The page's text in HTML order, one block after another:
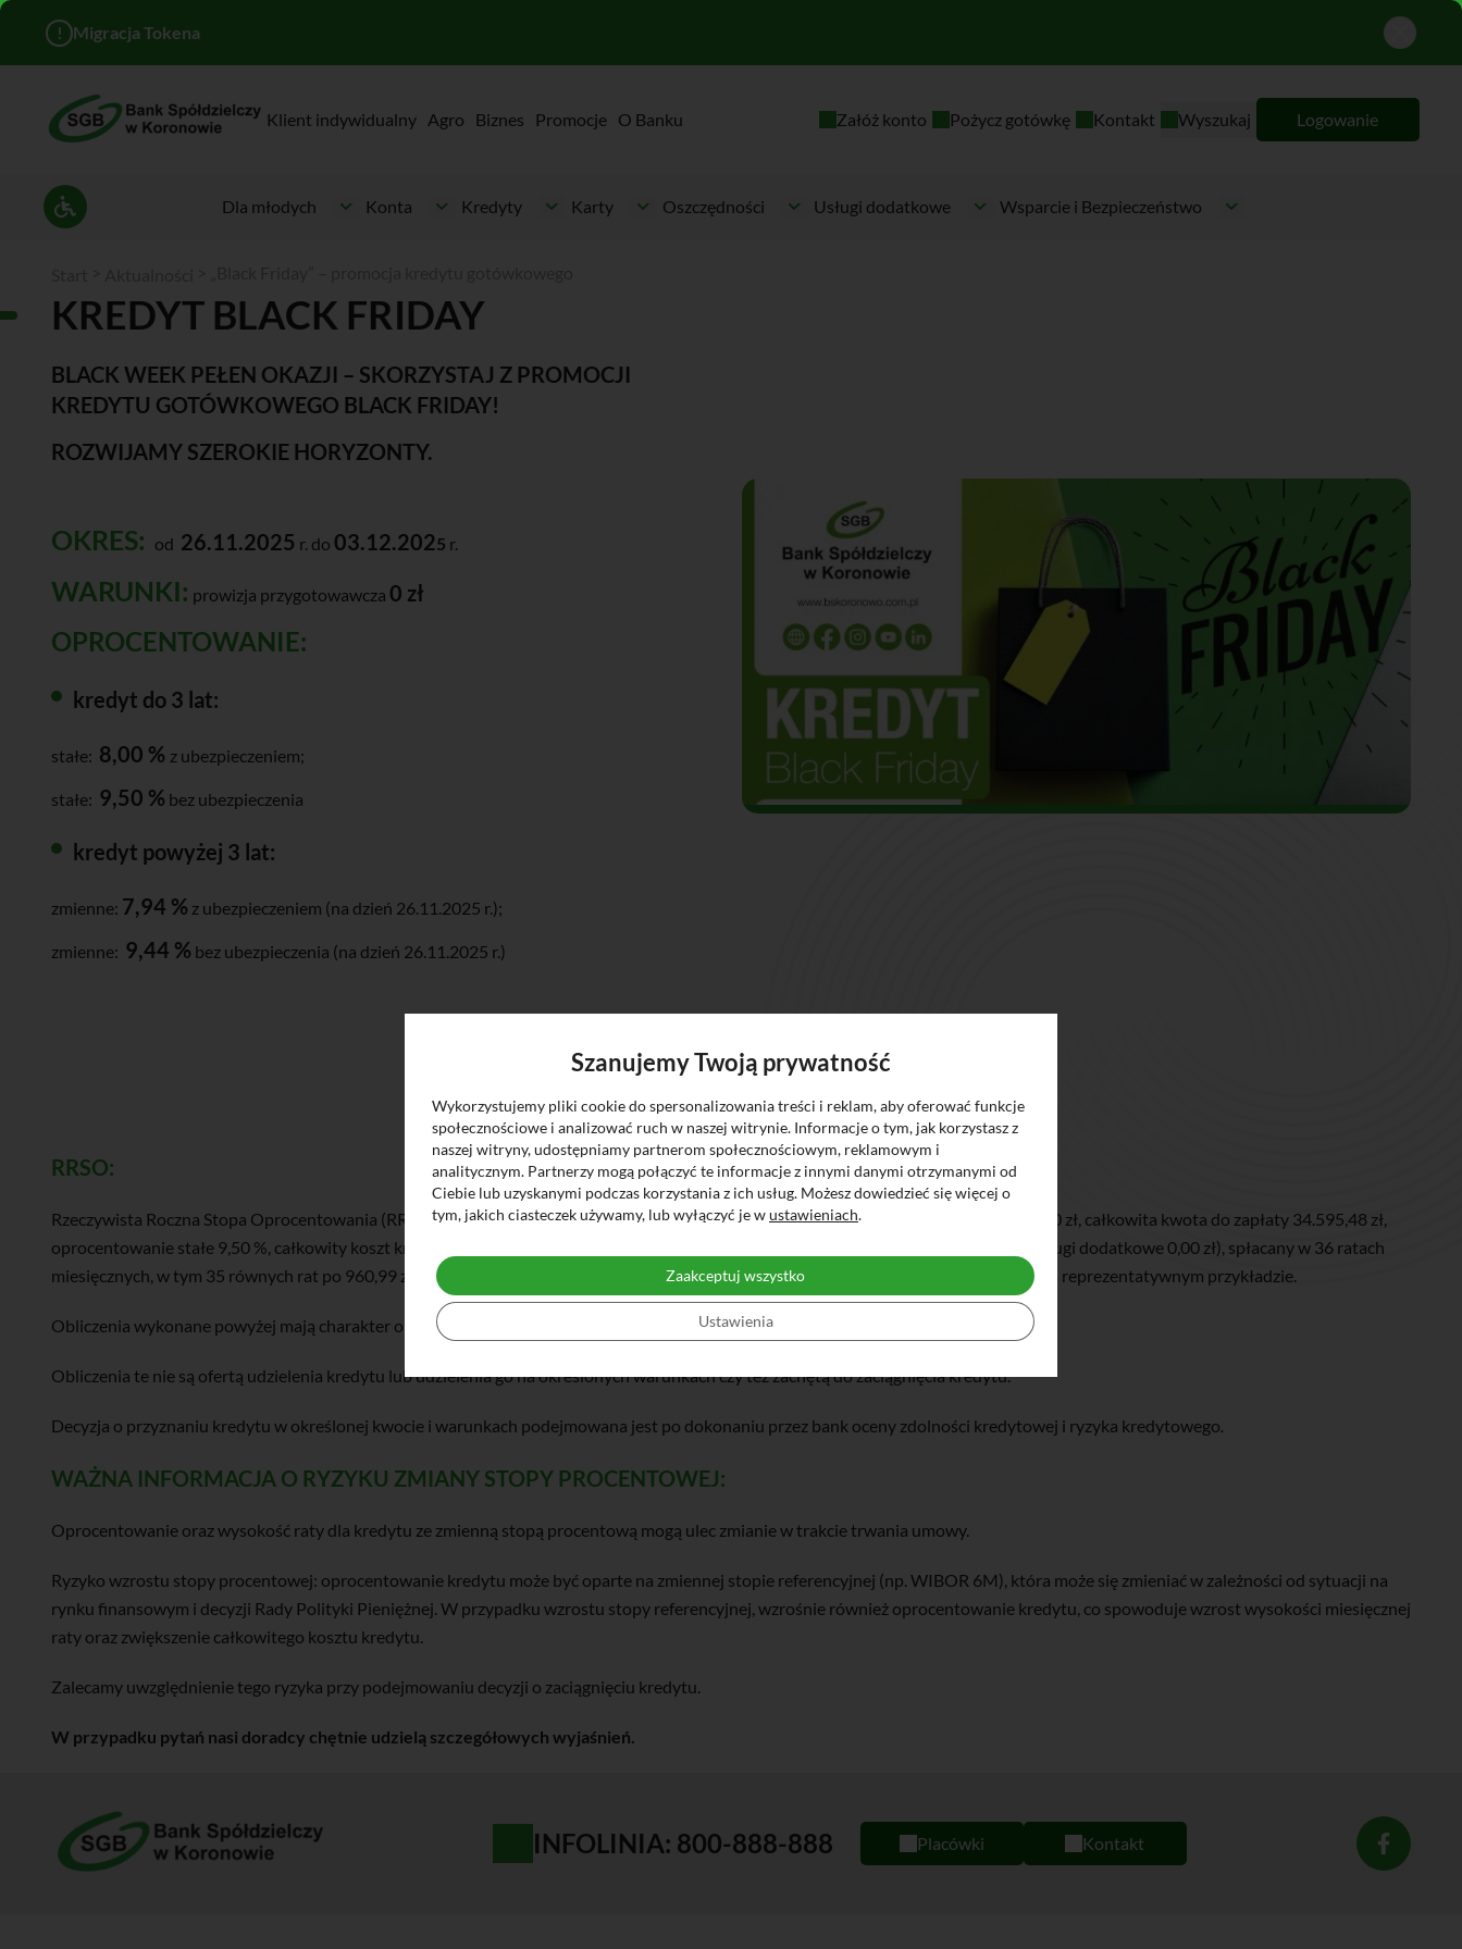
! Migracja Tokena
Ustawienia dostępności
Klient indywidualny Agro Biznes Promocje O Banku Załóż konto Pożycz gotówkę Kontakt Wyszukaj Logowanie
Dla młodych Konta Kredyty Karty Oszczędności Usługi dodatkowe Wsparcie i Bezpieczeństwo
KREDYT BLACK FRIDAY
BLACK WEEK PEŁEN OKAZJI – SKORZYSTAJ Z PROMOCJI
KREDYTU GOTÓWKOWEGO BLACK FRIDAY!
ROZWIJAMY SZEROKIE HORYZONTY.
OKRES: od 26.11.2025 r. do 03.12.2025 r.
WARUNKI: prowizja przygotowawcza 0 zł
OPROCENTOWANIE:
kredyt do 3 lat:
stałe: 8,00 % z ubezpieczeniem;
stałe: 9,50 % bez ubezpieczenia
kredyt powyżej 3 lat:
zmienne: 7,94 % z ubezpieczeniem (na dzień 26.11.2025 r.);
zmienne: 9,44 % bez ubezpieczenia (na dzień 26.11.2025 r.)
RRSO:
Rzeczywista Roczna Stopa Oprocentowania (RRSO) wynosi 9,9247 %, całkowita kwota kredytu (bez kredytowanych kosztów) 30.000,00 zł, całkowita kwota do zapłaty 34.595,48 zł,
oprocentowanie stałe 9,50 %, całkowity koszt kredytu 4.595,48 zł (w tym: prowizja 0,00 zł, odsetki 4.595,48zł, ubezpieczenie 0,00 zł, usługi dodatkowe 0,00 zł), spłacany w 36 ratach
miesięcznych, w tym 35 równych rat po 960,99 zł i ostatnia rata wynosi 960,83 zł. Kalkulacja została dokonana na dzień 10.11.2025 r. na reprezentatywnym przykładzie.
Obliczenia wykonane powyżej mają charakter orientacyjny oraz służą wyłącznie celom informacyjnym.
Obliczenia te nie są ofertą udzielenia kredytu lub udzielenia go na określonych warunkach czy też zachętą do zaciągnięcia kredytu.
Decyzja o przyznaniu kredytu w określonej kwocie i warunkach podejmowana jest po dokonaniu przez bank oceny zdolności kredytowej i ryzyka kredytowego
WAŻNA INFORMACJA O RYZYKU ZMIANY STOPY PROCENTOWEJ:
Oprocentowanie oraz wysokość raty dla kredytu ze zmienną stopą procentową mogą ulec zmianie w trakcie trwania umowy.
Ryzyko wzrostu stopy procentowej: oprocentowanie kredytu może być oparte na zmiennej stopie referencyjnej (np. WIBOR 6M), która może się zmieniać w zależności od sytuacji na
rynku finansowym i decyzji Rady Polityki Pieniężnej. W przypadku wzrostu stopy referencyjnej, wzrośnie również oprocentowanie kredytu, co spowoduje wzrost wysokości miesięcznej
raty oraz zwiększenie całkowitego kosztu kredytu.
Zalecamy uwzględnienie tego ryzyka przy podejmowaniu decyzji o zaciągnięciu kredytu.
W przypadku pytań nasi doradcy chętnie udzielą szczegółowych wyjaśnień.
INFOLINIA: 800-888-888 Placówki Kontakt
Szanujemy Twoją prywatność
Wykorzystujemy pliki cookie do spersonalizowania treści i reklam, aby oferować funkcje
społecznościowe i analizować ruch w naszej witrynie. Informacje o tym, jak korzystasz z
naszej witryny, udostępniamy partnerom społecznościowym, reklamowym i
analitycznym. Partnerzy mogą połączyć te informacje z innymi danymi otrzymanymi od
Ciebie lub uzyskanymi podczas korzystania z ich usług. Możesz dowiedzieć się więcej o
tym, jakich ciasteczek używamy, lub wyłączyć je wustawieniach.
Zaakceptuj wszystko
Ustawienia